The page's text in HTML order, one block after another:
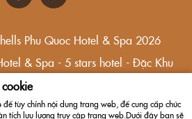
để tùy chỉnh nội dung trang web, để cung cấp chức
tích lưu lượng truy cập trang web.Dưới đây bạn sẽ
Phu Quoc Hotel & Spa 2026
& Spa - 5 stars hotel - Đặc Khu
Quốc, An Giang